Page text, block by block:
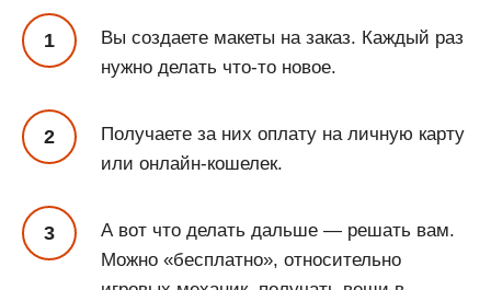
Вы создаете макеты на заказ. Каждый раз
нужно делать что-то новое.
Получаете за них оплату на личную карту
или онлайн-кошелек.
А вот что делать дальше — решать вам.
Можно «бесплатно», относительно